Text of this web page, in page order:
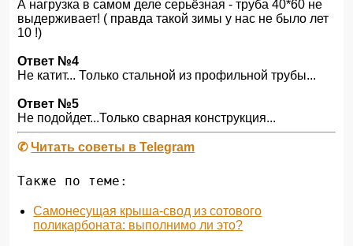
А нагрузка в самом деле серьёзная - труба 40*60 не
выдерживает! ( правда такой зимы у нас не было лет
10 !)
Ответ №4
Не катит... Только стальной из профильной трубы...
Ответ №5
Не подойдет...Только сварная конструкция...
✆Читать советы в Telegram
Также по теме:
Самонесущая крыша-свод из сотового
поликарбоната: выполнимо ли это?